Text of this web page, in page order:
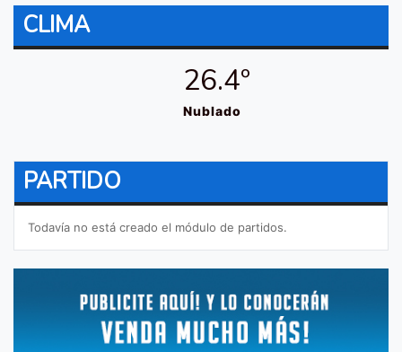
CLIMA
26.4º
Nublado
PARTIDO
Todavía no está creado el módulo de partidos.